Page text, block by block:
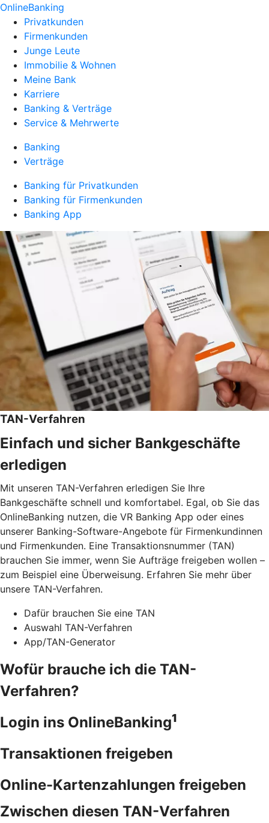
OnlineBanking
Privatkunden
Firmenkunden
Junge Leute
Immobilie & Wohnen
Meine Bank
Karriere
Banking & Verträge
Service & Mehrwerte
Banking
Verträge
Banking für Privatkunden
Banking für Firmenkunden
Banking App
TAN-Verfahren
Einfach und sicher Bankgeschäfte
erledigen
Mit unseren TAN-Verfahren erledigen Sie Ihre
Bankgeschäfte schnell und komfortabel. Egal, ob Sie das
OnlineBanking nutzen, die VR Banking App oder eines
unserer Banking-Software-Angebote für Firmenkundinnen
und Firmenkunden. Eine Transaktionsnummer (TAN)
brauchen Sie immer, wenn Sie Aufträge freigeben wollen –
zum Beispiel eine Überweisung. Erfahren Sie mehr über
unsere TAN-Verfahren.
Dafür brauchen Sie eine TAN
Auswahl TAN-Verfahren
App/TAN-Generator
Wofür brauche ich die TAN-
Verfahren?
Login ins OnlineBanking1
Transaktionen freigeben
Online-Kartenzahlungen freigeben
Zwischen diesen TAN-Verfahren